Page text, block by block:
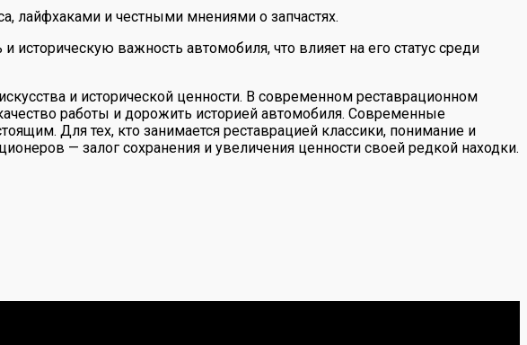
лайфхаками и честными мнениями о запчастях.
важность автомобиля, что влияет на его статус среди
и исторической ценности. В современном реставрационном
работы и дорожить историей автомобиля. Современные
Для тех, кто занимается реставрацией классики, понимание и
— залог сохранения и увеличения ценности своей редкой находки.